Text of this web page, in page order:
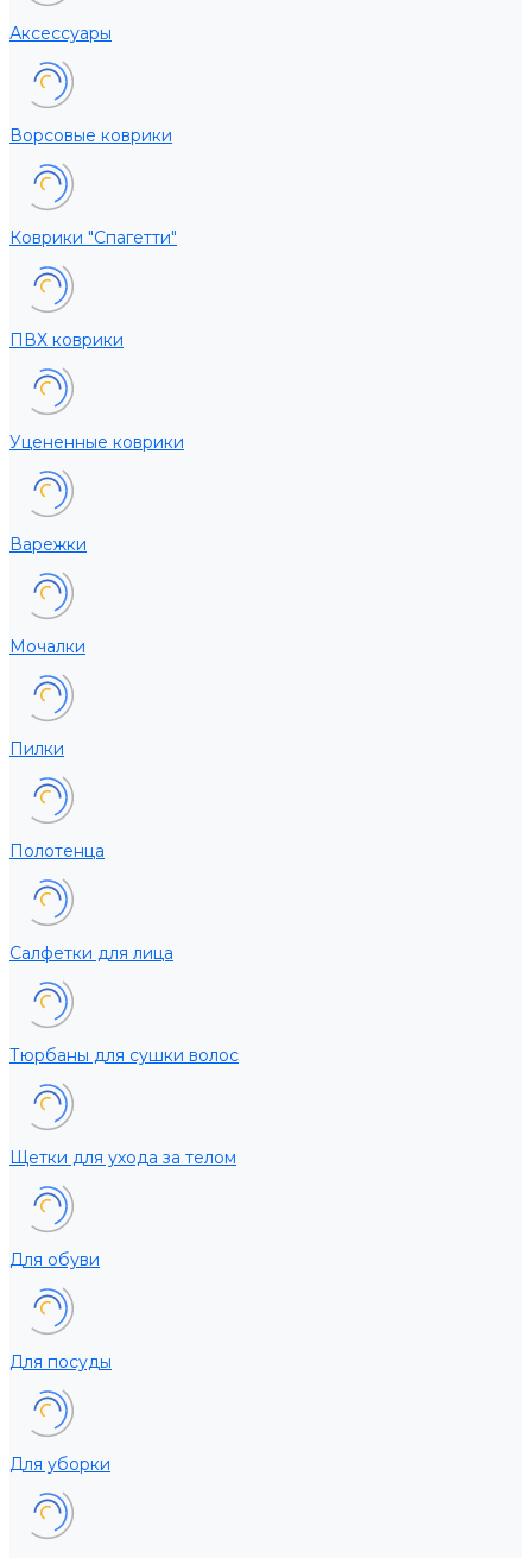
Аксессуары
Ворсовые коврики
Коврики "Спагетти"
ПВХ коврики
Уцененные коврики
Варежки
Мочалки
Пилки
Полотенца
Салфетки для лица
Тюрбаны для сушки волос
Щетки для ухода за телом
Для обуви
Для посуды
Для уборки